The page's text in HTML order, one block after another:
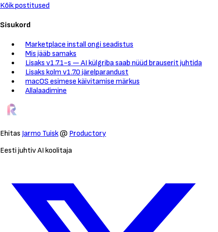
Kõik postitused
Sisukord
Marketplace install ongi seadistus
Mis jääb samaks
Lisaks v1.7.1-s — AI külgriba saab nüüd brauserit juhtida
Lisaks kolm v1.7.0 järelparandust
macOS esimese käivitamise märkus
Allalaadimine
Ehitas Jarmo Tuisk@ Productory
Eesti juhtiv AI koolitaja